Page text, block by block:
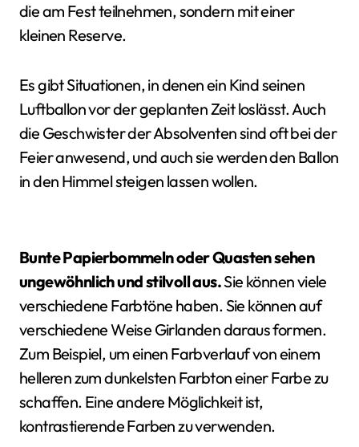
die am Fest teilnehmen, sondern mit einer
kleinen Reserve.
Es gibt Situationen, in denen ein Kind seinen
Luftballon vor der geplanten Zeit loslässt. Auch
die Geschwister der Absolventen sind oft bei der
Feier anwesend, und auch sie werden den Ballon
in den Himmel steigen lassen wollen.
Bunte Papierbommeln oder Quasten sehen
ungewöhnlich und stilvoll aus.Sie können viele
verschiedene Farbtöne haben. Sie können auf
verschiedene Weise Girlanden daraus formen.
Zum Beispiel, um einen Farbverlauf von einem
helleren zum dunkelsten Farbton einer Farbe zu
schaffen. Eine andere Möglichkeit ist,
kontrastierende Farben zu verwenden.